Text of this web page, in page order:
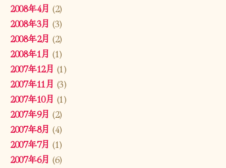
2008年4月 (2)
2008年3月 (3)
2008年2月 (2)
2008年1月 (1)
2007年12月 (1)
2007年11月 (3)
2007年10月 (1)
2007年9月 (2)
2007年8月 (4)
2007年7月 (1)
2007年6月 (6)